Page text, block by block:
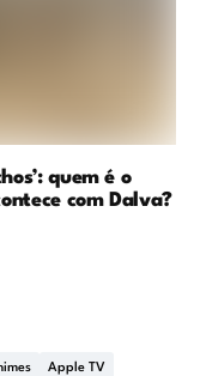
quem é o
com Dalva?
Apple TV